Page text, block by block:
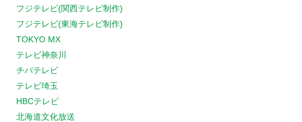
フジテレビ(関西テレビ制作)
フジテレビ(東海テレビ制作)
TOKYO MX
テレビ神奈川
チバテレビ
テレビ埼玉
HBCテレビ
北海道文化放送